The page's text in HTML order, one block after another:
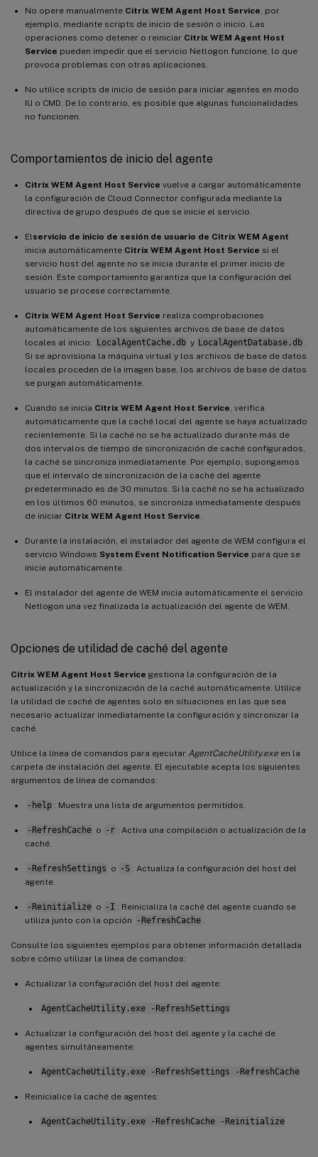
No opere manualmente Citrix WEM Agent Host Service , por
ejemplo, mediante scripts de inicio de sesión o inicio. Las
operaciones como detener o reiniciar Citrix WEM Agent Host
Service pueden impedir que el servicio Netlogon funcione, lo que
provoca problemas con otras aplicaciones.
No utilice scripts de inicio de sesión para iniciar agentes en modo
IU o CMD. De lo contrario, es posible que algunas funcionalidades
no funcionen.
Comportamientos de inicio del agente
Citrix WEM Agent Host Service vuelve a cargar automáticamente
la configuración de Cloud Connector configurada mediante la
directiva de grupo después de que se inicie el servicio.
El servicio de inicio de sesión de usuario de Citrix WEM Agent
inicia automáticamente Citrix WEM Agent Host Service si el
servicio host del agente no se inicia durante el primer inicio de
sesión. Este comportamiento garantiza que la configuración del
usuario se procese correctamente.
Citrix WEM Agent Host Service realiza comprobaciones
automáticamente de los siguientes archivos de base de datos
locales al inicio: LocalAgentCache.db y LocalAgentDatabase.db
Si se aprovisiona la máquina virtual y los archivos de base de datos
locales proceden de la imagen base, los archivos de base de datos
se purgan automáticamente.
Cuando se inicia Citrix WEM Agent Host Service , verifica
automáticamente que la caché local del agente se haya actualizado
recientemente. Si la caché no se ha actualizado durante más de
dos intervalos de tiempo de sincronización de caché configurados,
la caché se sincroniza inmediatamente. Por ejemplo, supongamos
que el intervalo de sincronización de la caché del agente
predeterminado es de 30 minutos. Si la caché no se ha actualizado
en los últimos 60 minutos, se sincroniza inmediatamente después
de iniciar Citrix WEM Agent Host Service
Durante la instalación, el instalador del agente de WEM configura el
servicio Windows System Event Notification Service para que se
inicie automáticamente.
El instalador del agente de WEM inicia automáticamente el servicio
Netlogon una vez finalizada la actualización del agente de WEM.
Opciones de utilidad de caché del agente
Citrix WEM Agent Host Service gestiona la configuración de la
actualización y la sincronización de la caché automáticamente. Utilice
la utilidad de caché de agentes solo en situaciones en las que sea
necesario actualizar inmediatamente la configuración y sincronizar la
caché.
Utilice la línea de comandos para ejecutar AgentCacheUtility.exe en la
carpeta de instalación del agente. El ejecutable acepta los siguientes
argumentos de línea de comandos:
-help : Muestra una lista de argumentos permitidos.
-RefreshCache o -r : Activa una compilación o actualización de la
caché.
-RefreshSettings o -S : Actualiza la configuración del host del
agente.
-Reinitialize o -I : Reinicializa la caché del agente cuando se
utiliza junto con la opción
-RefreshCache
Consulte los siguientes ejemplos para obtener información detallada
sobre cómo utilizar la línea de comandos:
Actualizar la configuración del host del agente:
AgentCacheUtility.exe -RefreshSettings
Actualizar la configuración del host del agente y la caché de
agentes simultáneamente:
AgentCacheUtility.exe -RefreshSettings -RefreshCache
Reinicialice la caché de agentes:
AgentCacheUtility.exe -RefreshCache -Reinitialize